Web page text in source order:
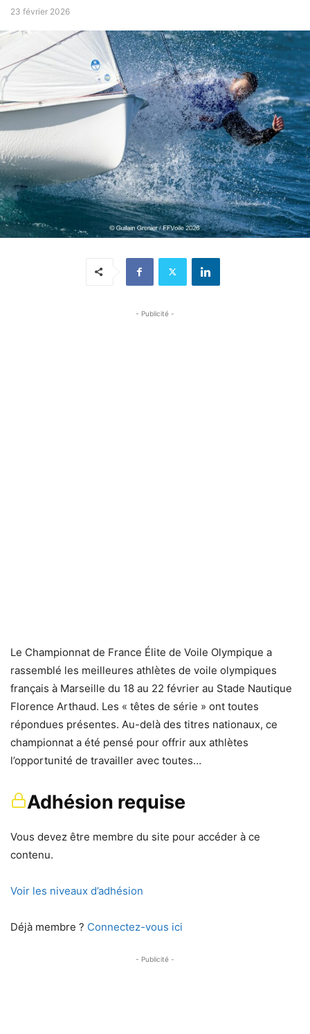
23 février 2026
- Publicité -
Le Championnat de France Élite de Voile Olympique a
rassemblé les meilleures athlètes de voile olympiques
français à Marseille du 18 au 22 février au Stade Nautique
Florence Arthaud. Les « têtes de série » ont toutes
répondues présentes. Au-delà des titres nationaux, ce
championnat a été pensé pour offrir aux athlètes
l’opportunité de travailler avec toutes…
Adhésion requise
Vous devez être membre du site pour accéder à ce
contenu.
Voir les niveaux d’adhésion
Déjà membre ? Connectez-vous ici
- Publicité -